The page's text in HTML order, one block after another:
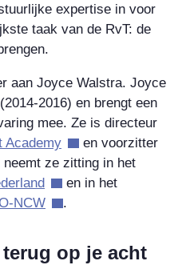
expertise in voor
taak van de RvT: de
aan Joyce Walstra. Joyce
2016) en brengt een
mee. Ze is directeur
Academy
en voorzitter
ze zitting in het
en in het
NCW .
op je acht